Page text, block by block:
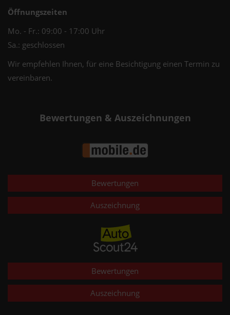
Öffnungszeiten
Mo. - Fr.: 09:00 - 17:00 Uhr
Sa.: geschlossen
Wir empfehlen Ihnen, für eine Besichtigung einen Termin zu
vereinbaren.
Bewertungen & Auszeichnungen
Bewertungen
Auszeichnung
Bewertungen
Auszeichnung